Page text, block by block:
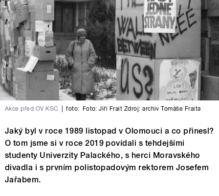
Akce před OV KSČ foto: Foto: Jiří Frait Zdroj: archiv Tomáše Fraita
Jaký byl v roce 1989 listopad v Olomouci a co přinesl?
O tom jsme si v roce 2019 povídali s tehdejšími
studenty Univerzity Palackého, s herci Moravského
divadla i s prvním polistopadovým rektorem Josefem
Jařabem.